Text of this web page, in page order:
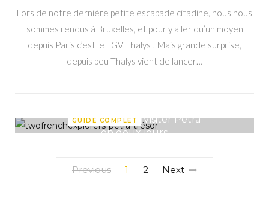
Lors de notre dernière petite escapade citadine, nous nous
sommes rendus à Bruxelles, et pour y aller qu’un moyen
depuis Paris c’est le TGV Thalys ! Mais grande surprise,
depuis peu Thalys vient de lancer…
GUIDE COMPLET
Visiter Petra
en deux jours
Previous 1 2 Next